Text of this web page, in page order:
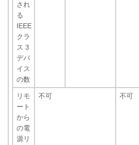
され
る
IEEE
クラ
ス 3
デバ
イス
の数
リモ
ート
から
の電
源リ
不可 不可